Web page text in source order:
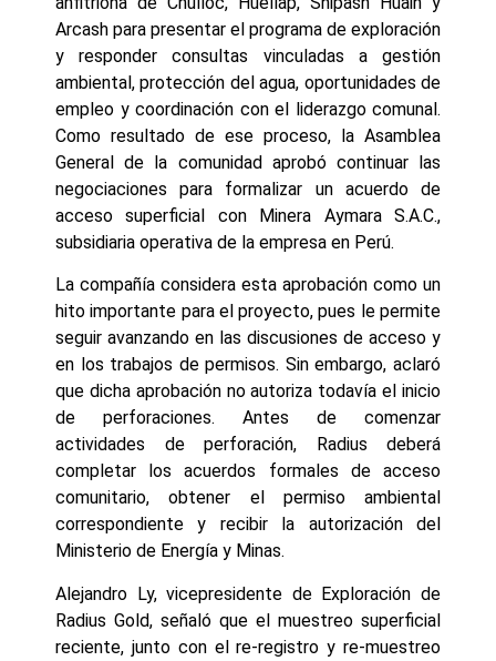
Arcash para presentar el programa de exploración
y responder consultas vinculadas a gestión
ambiental, protección del agua, oportunidades de
empleo y coordinación con el liderazgo comunal.
Como resultado de ese proceso, la Asamblea
General de la comunidad aprobó continuar las
negociaciones para formalizar un acuerdo de
acceso superficial con Minera Aymara S.A.C.,
subsidiaria operativa de la empresa en Perú.
La compañía considera esta aprobación como un
hito importante para el proyecto, pues le permite
seguir avanzando en las discusiones de acceso y
en los trabajos de permisos. Sin embargo, aclaró
que dicha aprobación no autoriza todavía el inicio
de perforaciones. Antes de comenzar
actividades de perforación, Radius deberá
completar los acuerdos formales de acceso
comunitario, obtener el permiso ambiental
correspondiente y recibir la autorización del
Ministerio de Energía y Minas.
Alejandro Ly, vicepresidente de Exploración de
Radius Gold, señaló que el muestreo superficial
reciente, junto con el re-registro y re-muestreo